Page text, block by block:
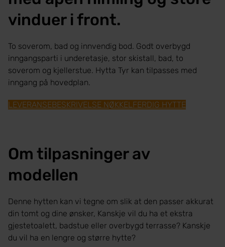
vinduer i front.
To soverom, bad og innvendig bod. Godt overbygd
inngangsparti i underetasje, stor skistall, bad, to
soverom og kjellerstue. Hytta Tyr kan tilpasses med
inngang på hovedplan.
LEVERANSEBESKRIVELSE NØKKELFERDIG HYTTE
Om tilpasninger av
modellen
Denne hytten kan vi tegne om slik at den passer akkurat
din tomt og dine ønsker, Kanskje vil du ha et ekstra
gjestetoalett, badstue eller overbygd terrasse? Kanskje
du vil ha en lengre og større hytte?